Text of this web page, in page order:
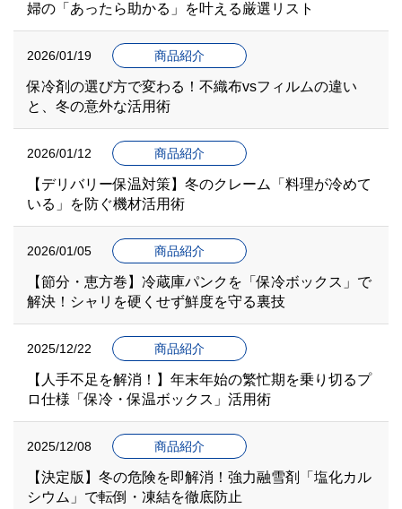
婦の「あったら助かる」を叶える厳選リスト
2026/01/19 商品紹介
保冷剤の選び方で変わる！不織布vsフィルムの違い
と、冬の意外な活用術
2026/01/12 商品紹介
【デリバリー保温対策】冬のクレーム「料理が冷めて
いる」を防ぐ機材活用術
2026/01/05 商品紹介
【節分・恵方巻】冷蔵庫パンクを「保冷ボックス」で
解決！シャリを硬くせず鮮度を守る裏技
2025/12/22 商品紹介
【人手不足を解消！】年末年始の繁忙期を乗り切るプ
ロ仕様「保冷・保温ボックス」活用術
2025/12/08 商品紹介
【決定版】冬の危険を即解消！強力融雪剤「塩化カル
シウム」で転倒・凍結を徹底防止